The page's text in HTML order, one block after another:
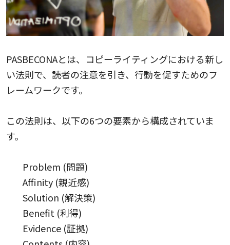
PASBECONAとは、コピーライティングにおける新し
い法則で、読者の注意を引き、行動を促すためのフ
レームワークです。
この法則は、以下の6つの要素から構成されていま
す。
Problem (問題)
Affinity (親近感)
Solution (解決策)
Benefit (利得)
Evidence (証拠)